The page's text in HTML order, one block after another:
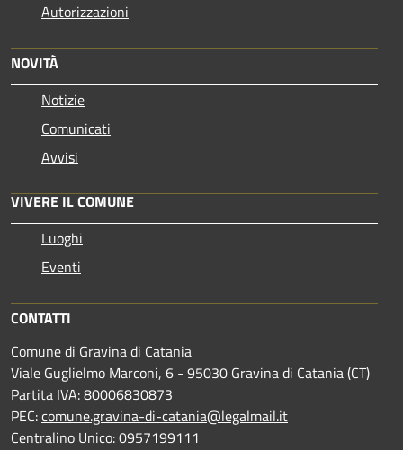
Autorizzazioni
NOVITÀ
Notizie
Comunicati
Avvisi
VIVERE IL COMUNE
Luoghi
Eventi
CONTATTI
Comune di Gravina di Catania
Viale Guglielmo Marconi, 6 - 95030 Gravina di Catania (CT)
Partita IVA: 80006830873
PEC:comune.gravina-di-catania@legalmail.it
Centralino Unico: 0957199111